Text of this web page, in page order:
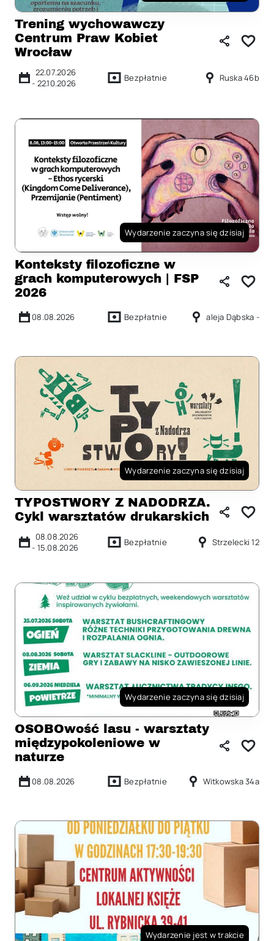
Trening wychowawczy
Centrum Praw Kobiet
Wrocław
22.07.2026
- 22.10.2026 Bezpłatnie Ruska 46b
Wydarzenie zaczyna się dzisiaj
Konteksty filozoficzne w
grach komputerowych | FSP
2026
08.08.2026 Bezpłatnie aleja Dąbska -
Wydarzenie zaczyna się dzisiaj
TYPOSTWORY Z NADODRZA.
Cykl warsztatów drukarskich
08.08.2026
- 15.08.2026 Bezpłatnie Strzelecki 12
Wydarzenie zaczyna się dzisiaj
OSOBOwość lasu - warsztaty
międzypokoleniowe w
naturze
08.08.2026 Bezpłatnie Witkowska 34a
Wydarzenie jest w trakcie